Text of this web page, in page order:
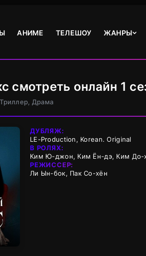
АНИМЕ ТЕЛЕШОУ ЖАНРЫ
смотреть онлайн 1
Драма
ДУБЛЯЖ:
LE-Production, Korean. Original
В РОЛЯХ:
Ким Ю-джон, Ким Ён-дэ, Ким До-
РЕЖИССЕР:
Ли Ын-бок, Пак Со-хён